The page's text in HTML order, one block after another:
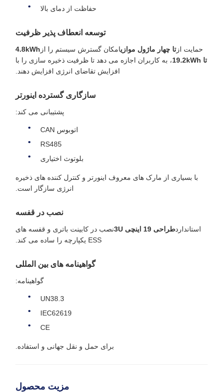
حفاظت از دمای بالا
توسعه انعطاف پذیر ظرفیت
حمایت از تا چهار ماژول موازیامکان گسترش سیستم را از 4.8kWh
تا 19.2kWh
، به کاربران اجازه می دهد تا ظرفیت ذخیره سازی را با
افزایش تقاضای انرژی افزایش دهند.
سازگاری گسترده اینورتر
پشتیبانی می کند:
اتوبوس CAN
RS485
بلوتوث اختیاری
با بسیاری از مارک های معروف اینورتر و کنترل کننده های ذخیره
انرژی سازگار است.
نصب در قفسه
استانداردطراحی 19 اینچی 3U
نصب در کابینت باتری و قفسه های
ESS یکپارچه را ساده می کند.
گواهینامه های بین المللی
گواهینامه:
UN38.3
IEC62619
CE
برای حمل و نقل جهانی و استفاده.
مزیت محصول